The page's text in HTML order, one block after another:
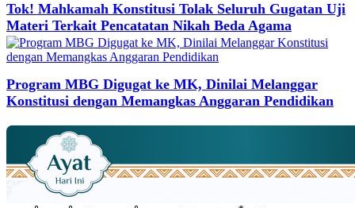
Tok! Mahkamah Konstitusi Tolak Seluruh Gugatan Uji
Materi Terkait Pencatatan Nikah Beda Agama
Program MBG Digugat ke MK, Dinilai Melanggar
Konstitusi dengan Memangkas Anggaran Pendidikan